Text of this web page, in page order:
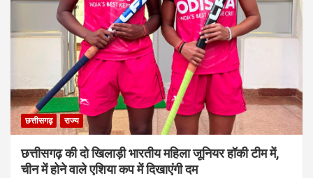
छत्तीसगढ़ राज्य
छत्तीसगढ़ की दो खिलाड़ी भारतीय महिला जूनियर हॉकी टीम में,
चीन में होने वाले एशिया कप में दिखाएंगी दम